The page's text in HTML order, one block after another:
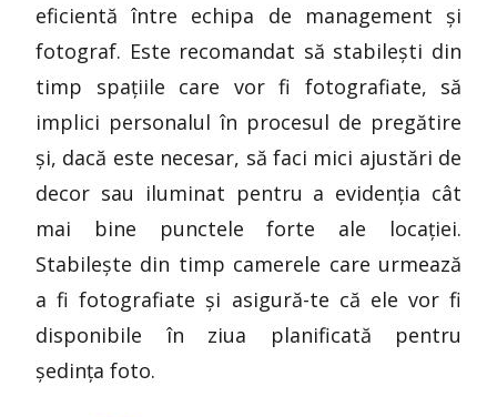
eficientă între echipa de management și
fotograf. Este recomandat să stabilești din
timp spațiile care vor fi fotografiate, să
implici personalul în procesul de pregătire
și, dacă este necesar, să faci mici ajustări de
decor sau iluminat pentru a evidenția cât
mai bine punctele forte ale locației.
Stabilește din timp camerele care urmează
a fi fotografiate și asigură-te că ele vor fi
disponibile în ziua planificată pentru
ședința foto.